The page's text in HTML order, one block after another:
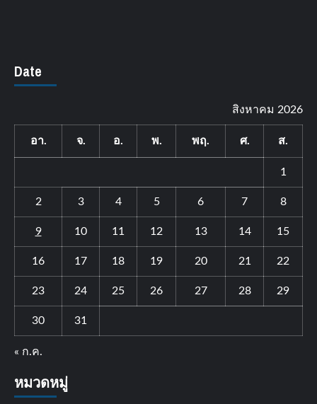
Date
สิงหาคม 2026
อา. จ. อ. พ. พฤ. ศ. ส.
1
2 3 4 5 6 7 8
9 10 11 12 13 14 15
16 17 18 19 20 21 22
23 24 25 26 27 28 29
30 31
« ก.ค.
หมวดหมู่